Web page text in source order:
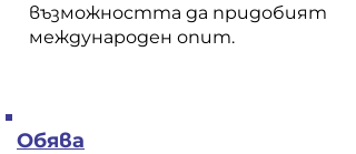
възможността да придобият
международен опит.
Обява